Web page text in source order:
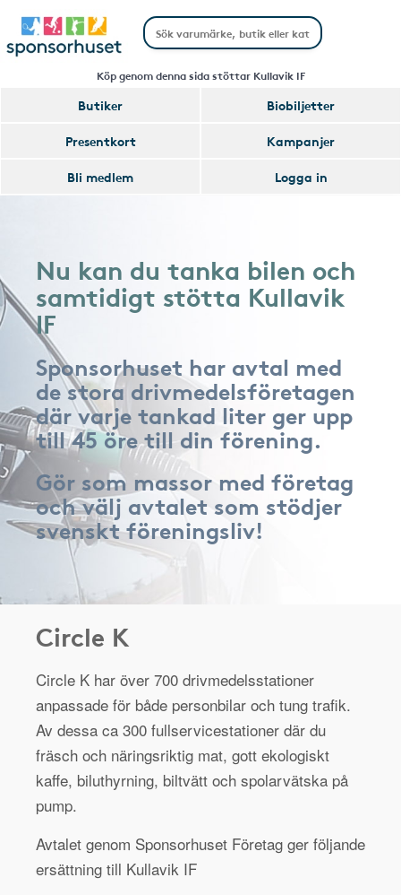
Köp genom denna sida stöttar Kullavik IF
Butiker
Biobiljetter
Presentkort
Kampanjer
Bli medlem
Logga in
Nu kan du tanka bilen och
samtidigt stötta Kullavik
IF
Sponsorhuset har avtal med
de stora drivmedelsföretagen
där varje tankad liter ger upp
till 45 öre till din förening.
Gör som massor med företag
och välj avtalet som stödjer
svenskt föreningsliv!
Circle K
Circle K har över 700 drivmedelsstationer
anpassade för både personbilar och tung trafik.
Av dessa ca 300 fullservicestationer där du
fräsch och näringsriktig mat, gott ekologiskt
kaffe, biluthyrning, biltvätt och spolarvätska på
pump.
Avtalet genom Sponsorhuset Företag ger följande
ersättning till Kullavik IF